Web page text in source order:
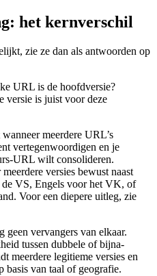
het kernverschil
zie ze dan als antwoorden op
URL is de hoofdversie?
versie is juist voor deze
meerdere URL’s
vertegenwoordigen en je
URL wilt consolideren.
versies bewust naast
de VS, Engels voor het VK, of
Voor een diepere uitleg, zie
geen vervangers van elkaar.
tussen dubbele of bijna-
meerdere legitieme versies en
basis van taal of geografie.